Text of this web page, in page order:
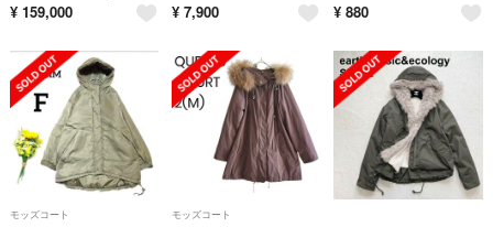
¥ 159,000 ¥ 7,900 ¥ 880
モッズコート モッズコート